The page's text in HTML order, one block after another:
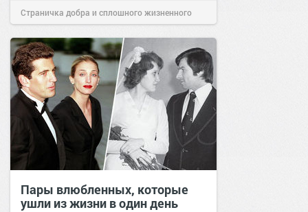
Страничка добра и сплошного жизненного
позитива!16:0023 май 2022
Пары влюбленных, которые
ушли из жизни в один день